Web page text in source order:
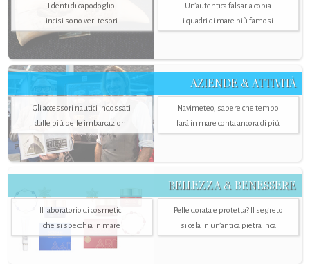
I denti di capodoglio
incisi sono veri tesori
Un’autentica falsaria copia
i quadri di mare più famosi
AZIENDE & ATTIVITÀ
Gli accessori nautici indossati
dalle più belle imbarcazioni
Navimeteo, sapere che tempo
farà in mare conta ancora di più
BELLEZZA & BENESSERE
Il laboratorio di cosmetici
che si specchia in mare
Pelle dorata e protetta? Il segreto
si cela in un’antica pietra Inca